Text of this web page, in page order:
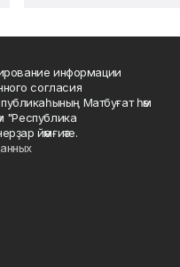
информации
согласия
Матбуғат һәм
"Республика
йәмғиәте.